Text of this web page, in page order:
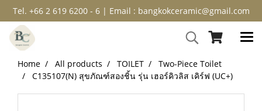
Tel. +66 2 619 6200 - 6 | Email : bangkokceramic@gmail.com
Home All products TOILET
Two-Piece Toilet
C135107(N) สุขภัณฑ์สองชิ้น รุ่น เฮอร์คิวลิส เคิร์ฟ (UC+)